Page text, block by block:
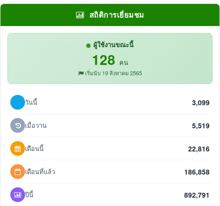
สถิติการเยี่ยมชม
ผู้ใช้งานขณะนี้
128 คน
เริ่มนับ 19 สิงหาคม 2565
วันนี้ 3,099
เมื่อวาน 5,519
เดือนนี้ 22,816
เดือนที่แล้ว 186,858
ปีนี้ 892,791